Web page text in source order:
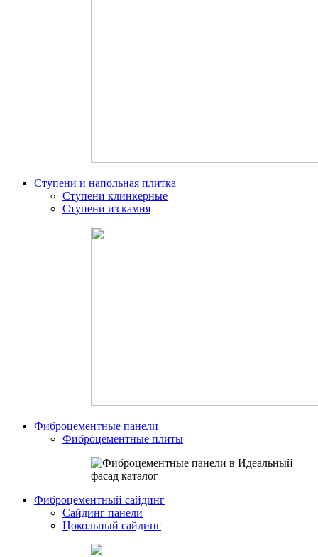
Ступени и напольная плитка
Ступени клинкерные
Ступени из камня
Фиброцементные панели
Фиброцементные плиты
Фиброцементный сайдинг
Сайдинг панели
Цокольный сайдинг